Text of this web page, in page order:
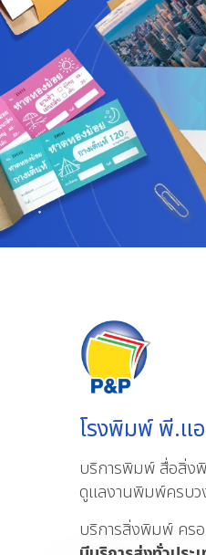
โรงพิมพ์ พี.แ
บริการพิมพ์ สื่อสิ่ง
ดูแลงานพิมพ์ครบว
บริการสิ่งพิมพ์ คร